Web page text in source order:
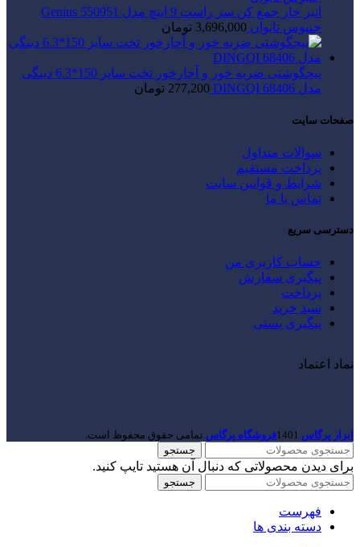
انبر خار جمع کن سر راست 9 اینچ مدل Genius 550951
جنیوس تایوان 3,696,000 تومان
پیچگوشتی ضربه خور و آچارخور تخت سایز 150*6.3 دینگی
مدل 68406 DINGQI
277,200 تومان
صفحات سایت
سوالات متداول
پرداخت مستقیم
شرایط و قوانین سایت
تماس با ما
دسترسی سریع
حساب کاربری من
پیگیری سفارش
پرداخت
سبد خرید
پیگیری پستی
نماد اعتماد
ابزار پرگاس 1401فروشگاه پرگاس.تمامی حقوق محفوظ است.
جستجو
برای دیدن محصولاتی که دنبال آن هستید تایپ کنید.
جستجو
فهرست
دسته بندی ها